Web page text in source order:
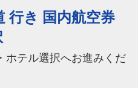
行き 国内航空券
ホテル選択へお進みくだ